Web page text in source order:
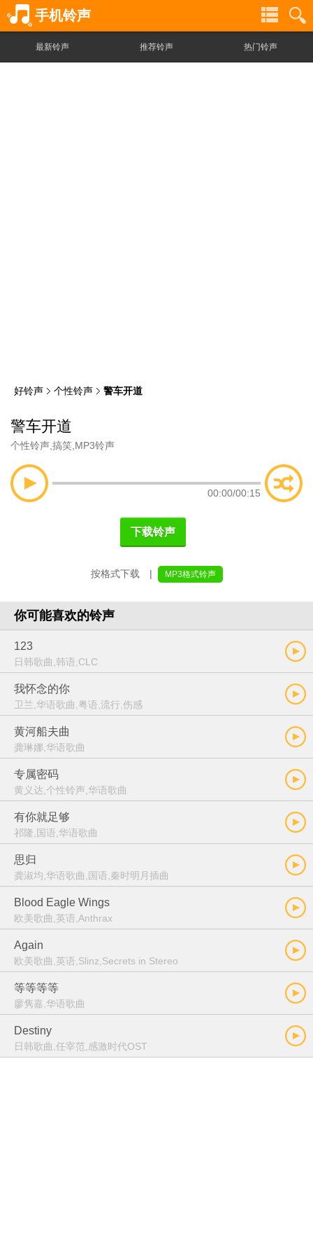
手机铃声
最新铃声 推荐铃声 热门铃声
好铃声 个性铃声 警车开道
警车开道
个性铃声 搞笑 MP3铃声
00:00/00:15
下载铃声
按格式下载 | MP3格式铃声
你可能喜欢的铃声
123
日韩歌曲,韩语,CLC
我怀念的你
卫兰,华语歌曲,粤语,流行,伤感
黄河船夫曲
龚琳娜,华语歌曲
专属密码
黄义达,个性铃声,华语歌曲
有你就足够
祁隆,国语,华语歌曲
思归
龚淑均,华语歌曲,国语,秦时明月插曲
Blood Eagle Wings
欧美歌曲,英语,Anthrax
Again
欧美歌曲,英语,Slinz,Secrets in Stereo
等等等等
廖隽嘉,华语歌曲
Destiny
日韩歌曲,任宰范,感激时代OST